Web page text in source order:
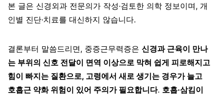
본 글은 신경외과 전문의가 작성·검토한 의학 정보이며, 개
인별 진단·치료를 대신하지 않습니다.
결론부터 말씀드리면, 중증근무력증은 신경과 근육이 만나
는 부위의 신호 전달이 면역 이상으로 막혀 쉽게 피로해지고
힘이 빠지는 질환으로, 고령에서 새로 생기는 경우가 늘고
호흡근 약화 위험이 있어 주의가 필요합니다. 호흡·삼킴이